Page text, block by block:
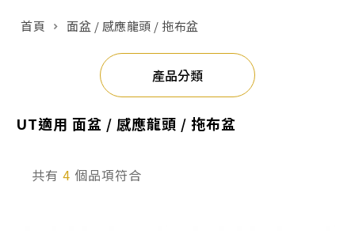
搜尋產品
產品型號查詢
首頁 面盆 / 感應龍頭 / 拖布盆
產品分類
UT適用 面盆 / 感應龍頭 / 拖布盆
共有 4 個品項符合